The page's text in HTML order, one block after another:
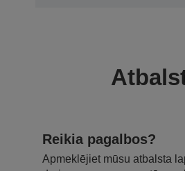
Reikia pagalbos?
Apmeklējiet mūsu atbalsta